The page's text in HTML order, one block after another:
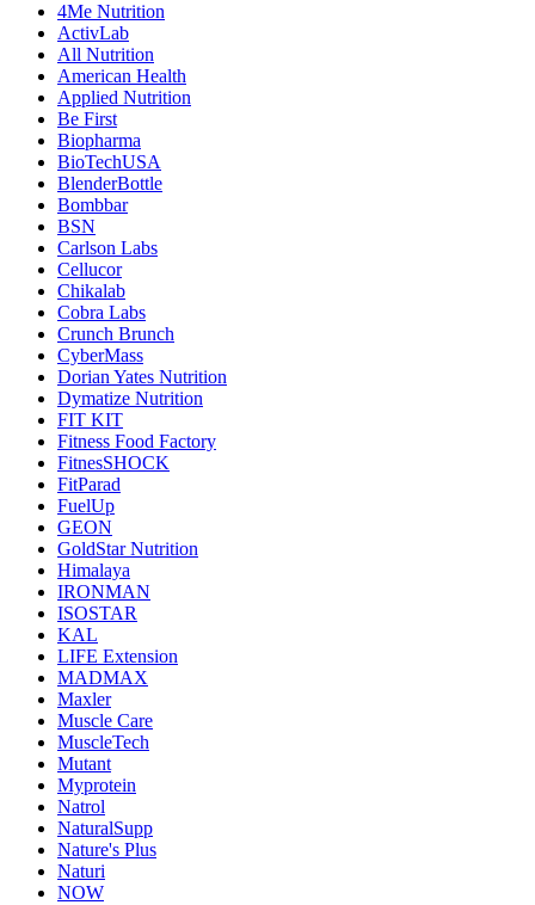
4Me Nutrition
ActivLab
All Nutrition
American Health
Applied Nutrition
Be First
Biopharma
BioTechUSA
BlenderBottle
Bombbar
BSN
Carlson Labs
Cellucor
Chikalab
Cobra Labs
Crunch Brunch
CyberMass
Dorian Yates Nutrition
Dymatize Nutrition
FIT KIT
Fitness Food Factory
FitnesSHOCK
FitParad
FuelUp
GEON
GoldStar Nutrition
Himalaya
IRONMAN
ISOSTAR
KAL
LIFE Extension
MADMAX
Maxler
Muscle Care
MuscleTech
Mutant
Myprotein
Natrol
NaturalSupp
Nature's Plus
Naturi
NOW